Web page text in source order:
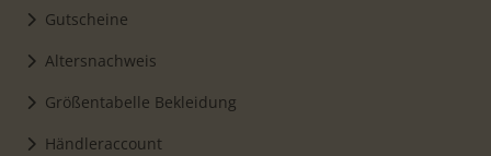
Gutscheine
Altersnachweis
Größentabelle Bekleidung
Händleraccount